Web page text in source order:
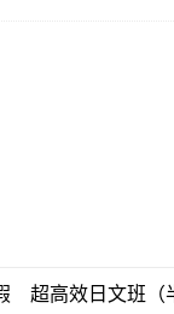
高效日文班（